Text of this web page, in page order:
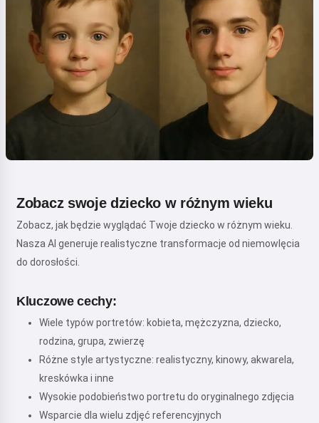
Zobacz swoje dziecko w różnym wieku
Zobacz, jak będzie wyglądać Twoje dziecko w różnym wieku.
Nasza AI generuje realistyczne transformacje od niemowlęcia
do dorosłości.
Kluczowe cechy:
Wiele typów portretów: kobieta, mężczyzna, dziecko,
rodzina, grupa, zwierzę
Różne style artystyczne: realistyczny, kinowy, akwarela,
kreskówka i inne
Wysokie podobieństwo portretu do oryginalnego zdjęcia
Wsparcie dla wielu zdjęć referencyjnych